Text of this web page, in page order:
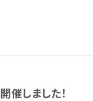
しました！